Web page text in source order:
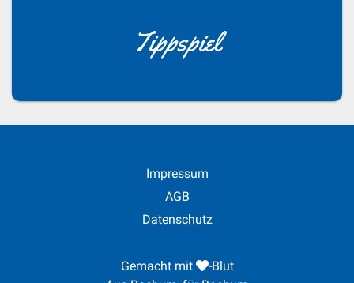
Tippspiel
Impressum
AGB
Datenschutz
Gemacht mit
-Blut